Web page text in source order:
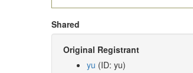
Shared
Original Registrant
yu (ID: yu)